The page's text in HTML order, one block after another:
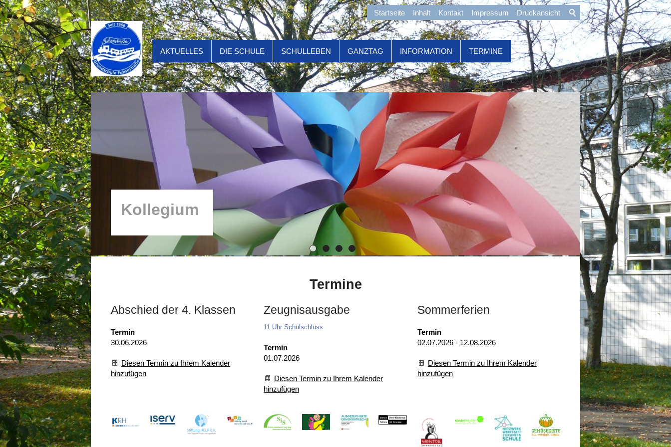
Startseite Inhalt Kontakt Impressum Druckansicht
AKTUELLES DIE SCHULE SCHULLEBEN GANZTAG INFORMATION TERMINE
Kollegium
Termine
Abschied der 4. Klassen
Termin
30.06.2026
Diesen Termin zu Ihrem Kalender
hinzufügen
Zeugnisausgabe
11 Uhr Schulschluss
Termin
01.07.2026
Diesen Termin zu Ihrem Kalender
hinzufügen
Sommerferien
Termin
02.07.2026 - 12.08.2026
Diesen Termin zu Ihrem Kalender
hinzufügen